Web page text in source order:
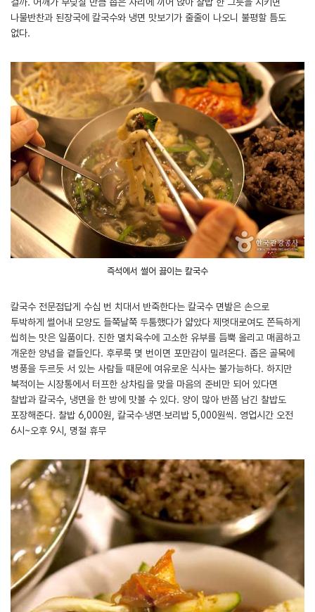
걸까. 어깨가 부딪칠 만큼 좁은 자리에 끼어 앉아 찰밥 한 그릇을 시키면
나물반찬과 된장국에 칼국수와 냉면 맛보기가 줄줄이 나오니 불평할 틈도
없다.
즉석에서 썰어 끓이는 칼국수
칼국수 전문점답게 수십 번 치대서 반죽한다는 칼국수 면발은 손으로
투박하게 썰어내 모양도 들쭉날쭉 두툼했다가 얇았다 제멋대로여도 쫀득하게
씹히는 맛은 일품이다. 진한 멸치육수에 고소한 유부를 듬뿍 올리고 매콤하고
개운한 양념을 곁들인다. 후루룩 몇 번이면 포만감이 밀려온다. 좁은 골목에
병풍을 두르듯 서 있는 사람들 때문에 여유로운 식사는 불가능하다. 하지만
북적이는 시장통에서 터프한 상차림을 맞을 마음의 준비만 되어 있다면
찰밥과 칼국수, 냉면을 한 방에 맛볼 수 있다. 양이 많아 반쯤 남긴 찰밥도
포장해준다. 찰밥 6,000원, 칼국수‧냉면‧보리밥 5,000원씩. 영업시간 오전
6시~오후 9시, 명절 휴무